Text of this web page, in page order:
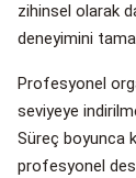
zihinsel olarak
deneyimini
Profesyonel
seviyeye
Süreç boyunca
profesyonel